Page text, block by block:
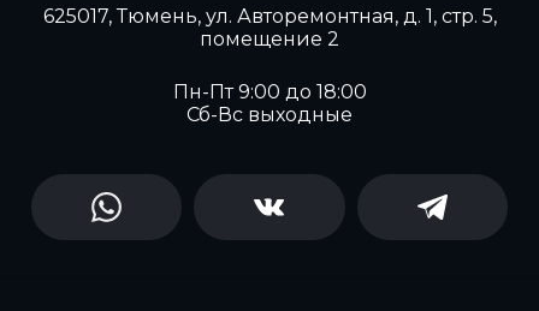
625017, Тюмень, ул. Авторемонтная, д. 1, стр. 5,
помещение 2
Пн-Пт 9:00 до 18:00
Сб-Вс выходные